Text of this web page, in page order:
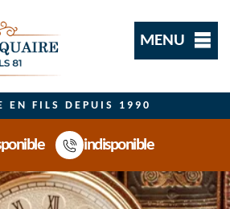
MENU
EN FILS DEPUIS 1990
indisponible